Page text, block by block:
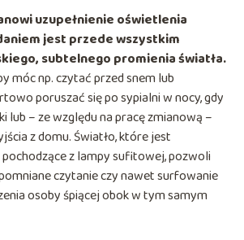
uzupełnienie oświetlenia
jest przede wszystkim
subtelnego promienia światła.
móc np. czytać przed snem lub
poruszać się po sypialni w nocy, gdy
lub – ze względu na pracę zmianową –
z domu. Światło, które jest
z lampy sufitowej, pozwoli
czytanie czy nawet surfowanie
osoby śpiącej obok w tym samym